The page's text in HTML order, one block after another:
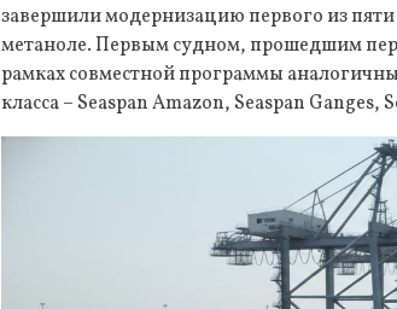
завершили модернизацию первого из
метаноле. Первым судном, прошедшим
рамках совместной программы
класса – Seaspan Amazon, Seaspan Ganges,